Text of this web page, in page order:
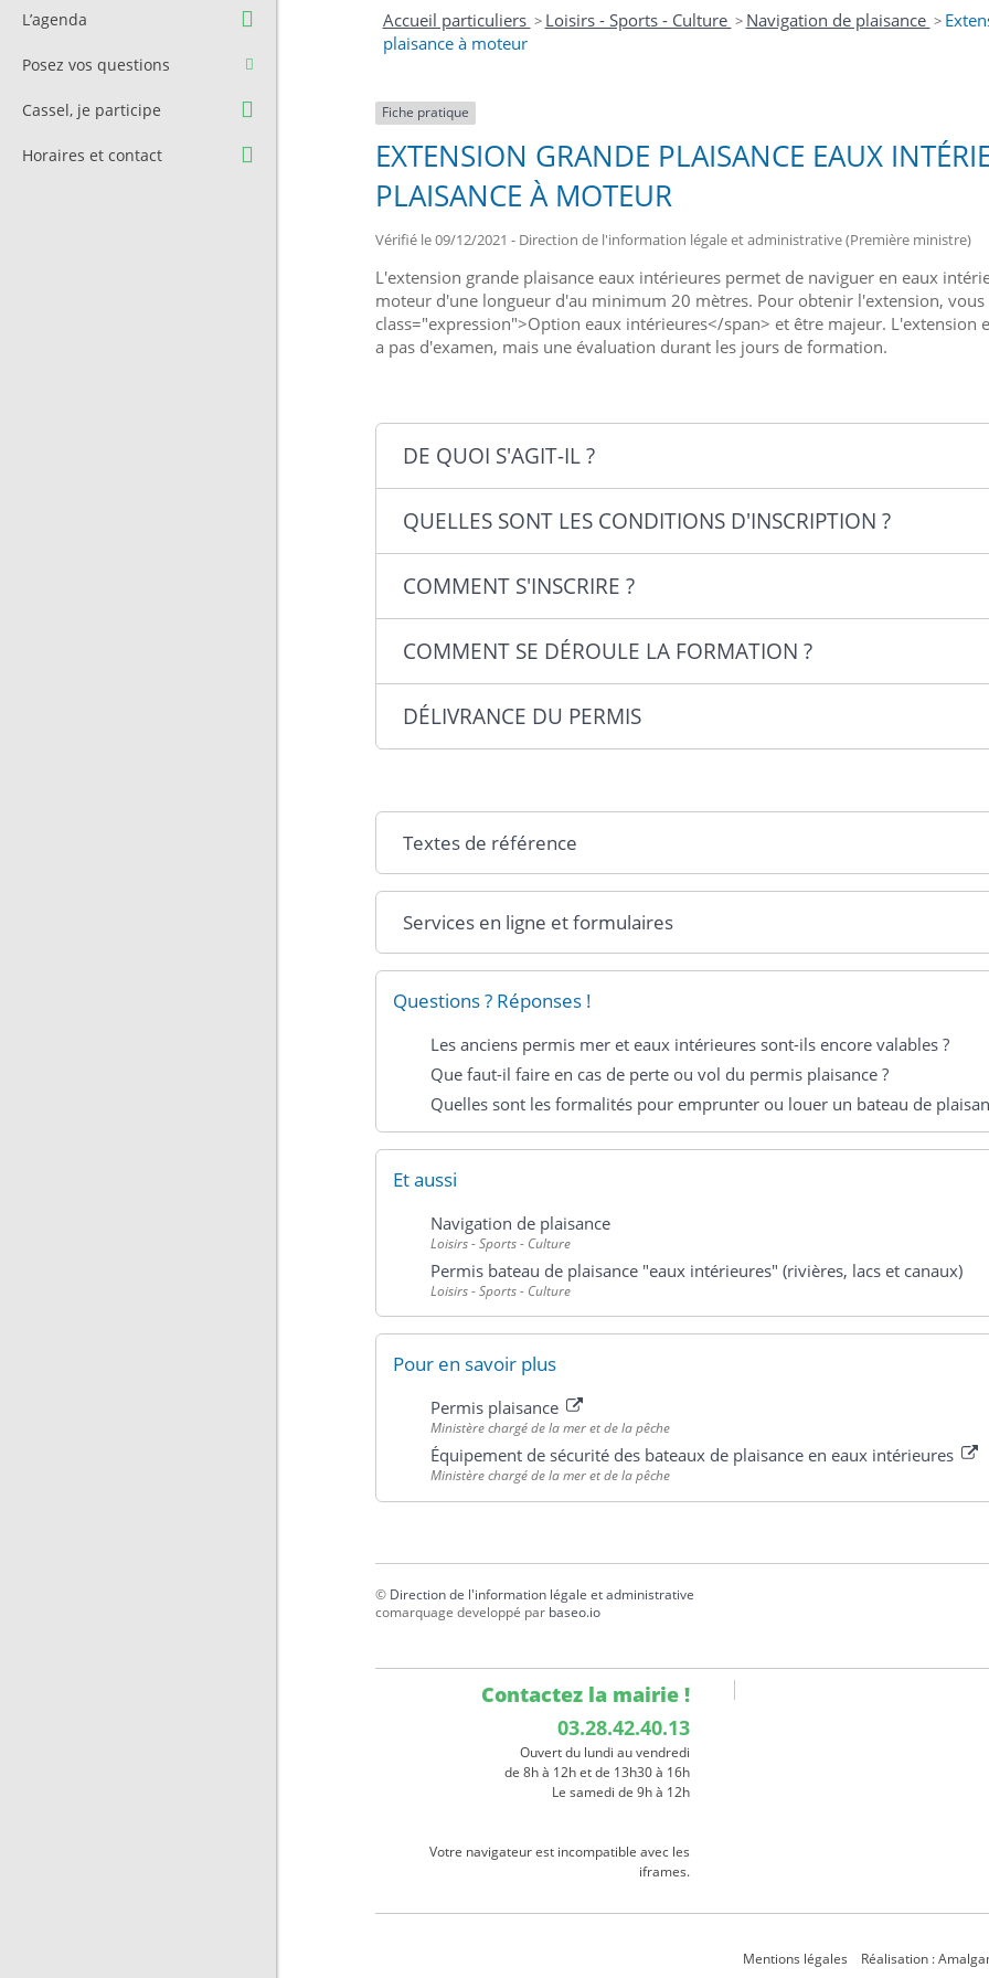
municipale
Contact et Accès
Cimetière
L’agenda
Posez vos questions
Cassel, je participe
Horaires et contact
Accueil particuliers > Loisirs - Sports - Culture > Navigation de plaisance >
plaisance à moteur
Fiche pratique
EXTENSION GRANDE PLAISANCE EAUX
PLAISANCE À MOTEUR
Vérifié le 09/12/2021 - Direction de l'information légale et administrative (Première ministre)
L'extension grande plaisance eaux intérieures permet de naviguer en eaux
moteur d'une longueur d'au minimum 20 mètres. Pour obtenir l'extension,
class="expression">Option eaux intérieures</span> et être majeur.
a pas d'examen, mais une évaluation durant les jours de formation.
DE QUOI S'AGIT-IL ?
QUELLES SONT LES CONDITIONS D'INSCRIPTION ?
COMMENT S'INSCRIRE ?
COMMENT SE DÉROULE LA FORMATION ?
DÉLIVRANCE DU PERMIS
Textes de référence
Services en ligne et formulaires
Questions ? Réponses !
Les anciens permis mer et eaux intérieures sont-ils encore valables ?
Que faut-il faire en cas de perte ou vol du permis plaisance ?
Quelles sont les formalités pour emprunter ou louer un bateau de
Et aussi
Navigation de plaisance
Loisirs - Sports - Culture
Permis bateau de plaisance "eaux intérieures" (rivières, lacs et canaux)
Loisirs - Sports - Culture
Pour en savoir plus
Permis plaisance
Ministère chargé de la mer et de la pêche
Équipement de sécurité des bateaux de plaisance en eaux intérieures
Ministère chargé de la mer et de la pêche
© Direction de l'information légale et administrative
comarquage developpé par baseo.io
Contactez la mairie !
03.28.42.40.13
Ouvert du lundi au vendredi
de 8h à 12h et de 13h30 à 16h
Le samedi de 9h à 12h
Votre navigateur est incompatible avec les
iframes.
Mentions légales Réalisation :